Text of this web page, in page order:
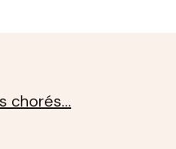
chorés...